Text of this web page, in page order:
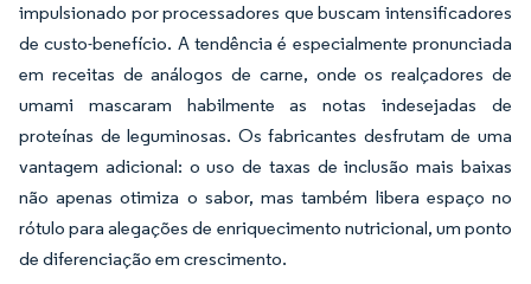
impulsionado por processadores que buscam intensificadores
de custo-benefício. A tendência é especialmente pronunciada
em receitas de análogos de carne, onde os realçadores de
umami mascaram habilmente as notas indesejadas de
proteínas de leguminosas. Os fabricantes desfrutam de uma
vantagem adicional: o uso de taxas de inclusão mais baixas
não apenas otimiza o sabor, mas também libera espaço no
rótulo para alegações de enriquecimento nutricional, um ponto
de diferenciação em crescimento.